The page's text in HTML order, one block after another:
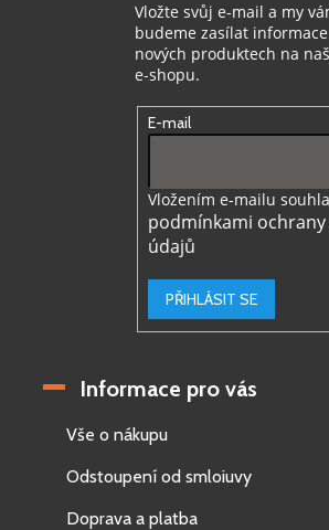
Vložte svůj e-mail a my
budeme zasílat
nových produktech na
e-shopu.
E-mail
Vložením e-mailu
podmínkami
údajů
PŘIHLÁSIT SE
Informace pro vás
Vše o nákupu
Odstoupení od smloiuvy
Doprava a platba